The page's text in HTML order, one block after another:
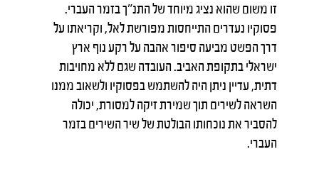
זו משום שהוא נציג מיוחד של התנ"ך בזמר העברי.
פסוקיו נעדרים התייחסות מפורשת לאל, וקריאתו על
דרך הפשט מביעה סיפור אהבה על רקע נוף ארץ
ישראלי בתקופת האביב. העובדה שגם ללא מחויבות
דתית, עדיין ניתן היה להשתמש בפסוקיו ולשאוב ממנו
השראה לשירים תוך שמירת זיקה למסורת, יכולה
להסביר את נוכחותו הבולטת של שיר השירים בזמר
העברי.